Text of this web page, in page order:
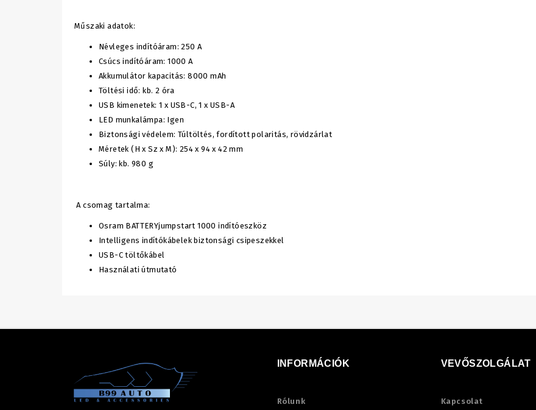
Műszaki adatok:
Névleges indítóáram: 250 A
Csúcs indítóáram: 1000 A
Akkumulátor kapacitás: 8000 mAh
Töltési idő: kb. 2 óra
USB kimenetek: 1 x USB-C, 1 x USB-A
LED munkalámpa: Igen
Biztonsági védelem: Túltöltés, fordított polaritás, rövidzárlat
Méretek (H x Sz x M): 254 x 94 x 42 mm
Súly: kb. 980 g
A csomag tartalma:
Osram BATTERYjumpstart 1000 indítóeszköz
Intelligens indítókábelek biztonsági csipeszekkel
USB-C töltőkábel
Használati útmutató
INFORMÁCIÓK
Rólunk
VEVŐSZOLGÁLAT
Kapcsolat